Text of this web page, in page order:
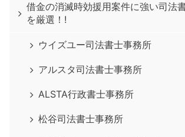
借金の消滅時効援用案件に強い司法
を厳選！!
ウイズユー司法書士事務所
アルスタ司法書士事務所
ALSTA行政書士事務所
松谷司法書士事務所